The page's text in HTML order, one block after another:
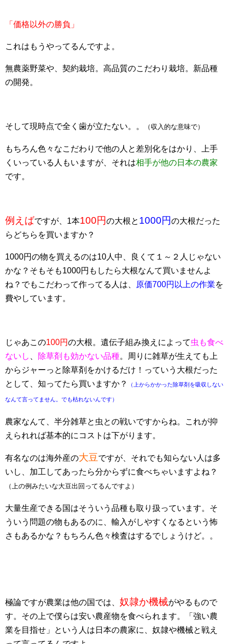
「価格以外の勝負」
これはもうやってるんですよ。
無農薬野菜や、契約栽培。高品質のこだわり栽培。新品種
の開発。
そして現時点で全く歯が立たない。。 （収入的な意味で）
もちろん色々なこだわりで他の人と差別化をはかり、上手
くいっている人もいますが、それは相手が他の日本の農家
です。
例えばですが、1本100円の大根と 1000円の大根だった
らどちらを買いますか？
1000円の物を買えるのは10人中、良くて１～２人じゃない
かな？そもそも1000円もしたら大根なんて買いませんよ
ね？でもこだわって作ってる人は、
原価700円以上の作業を
費やしています。
じゃあこの100円の大根。遺伝子組み換えによって虫も食べ
ないし
除草剤も効かない品種。周りに雑草が生えても上
からジャーっと除草剤をかけるだけ！っていう大根だった
として、知ってたら買いますか？
（上からかかった除草剤を吸収しない
なんて言ってません。でも枯れないんです）
農家なんて、半分雑草と虫との戦いですからね。これが抑
えられれば基本的にコストは下がります。
有名なのは海外産の大豆ですが、それでも知らない人は多
いし、加工してあったら分からずに食べちゃいますよね？
（上の例みたいな大豆出回ってるんですよ）
大量生産できる国はそういう品種も取り扱っています。そ
ういう問題の物もあるのに、輸入がしやすくなるという怖
さもあるかな？もちろん色々検査はするでしょうけど。。
極論ですが農業は他の国では、 奴隷か機械がやるもので
す。その上で僕らは安い農産物を食べられます。「強い農
業を目指せ」という人は日本の農家に、奴隷や機械と戦え